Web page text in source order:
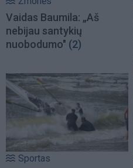
Vaidas Baumila: „Aš
nebijau santykių
nuobodumo" (2)
Sportas